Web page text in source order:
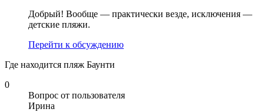
Добрый! Вообще — практически везде, исключения —
детские пляжи.
Перейти к обсуждению
Где находится пляж Баунти
0
Вопрос от пользователя
Ирина